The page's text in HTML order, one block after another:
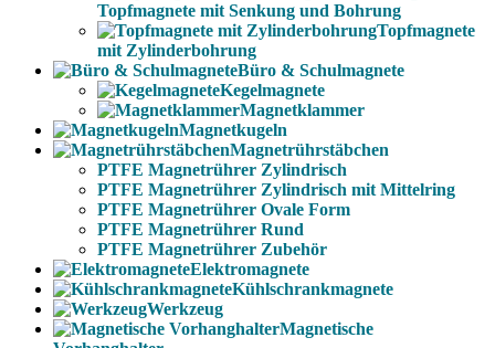
Topfmagnete mit Senkung und Bohrung
Topfmagnete
mit Zylinderbohrung
Büro & Schulmagnete
Kegelmagnete
Magnetklammer
Magnetkugeln
Magnetrührstäbchen
PTFE Magnetrührer Zylindrisch
PTFE Magnetrührer Zylindrisch mit Mittelring
PTFE Magnetrührer Ovale Form
PTFE Magnetrührer Rund
PTFE Magnetrührer Zubehör
Elektromagnete
Kühlschrankmagnete
Werkzeug
Magnetische